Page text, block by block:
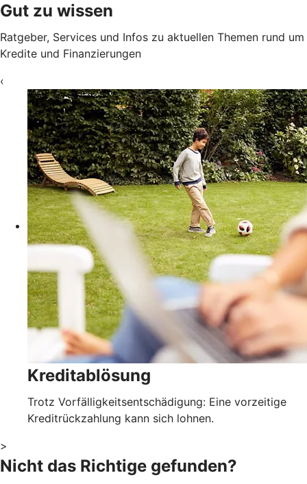
Gut zu wissen
Ratgeber, Services und Infos zu aktuellen Themen rund um
Kredite und Finanzierungen
‹
Kreditablösung
Trotz Vorfälligkeitsentschädigung: Eine vorzeitige
Kreditrückzahlung kann sich lohnen.
>
Nicht das Richtige gefunden?